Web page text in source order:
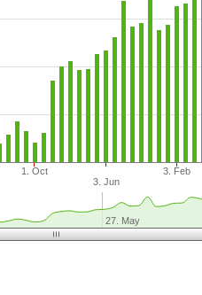
1. Oct
3. Jun
3. Feb
27. May